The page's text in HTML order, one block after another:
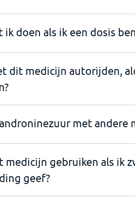
ik doen als ik een dosis
dit medicijn autorijden,
met andere
medicijn gebruiken als ik
geef?